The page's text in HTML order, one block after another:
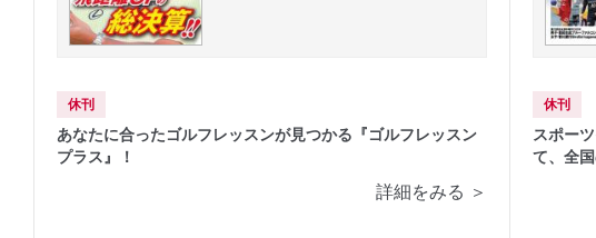
休刊
あなたに合ったゴルフレッスンが見つかる『ゴルフレッスン
プラス』！
詳細をみる ＞
休刊
スポー
て、全